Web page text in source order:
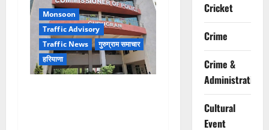
Monsoon
Traffic Advisory
Traffic News
गुरुग्राम समाचार
हरियाणा
Cricket
Crime
Crime &
Administration
Cultural
Event